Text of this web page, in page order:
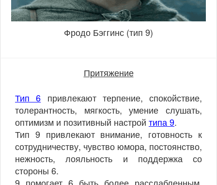
Фродо Бэггинс (тип 9)
Притяжение
Тип 6 привлекают терпение, спокойствие,
толерантность, мягкость, умение слушать,
оптимизм и позитивный настрой типа 9.
Тип 9 привлекают внимание, готовность к
сотрудничеству, чувство юмора, постоянство,
нежность, лояльность и поддержка со
стороны 6.